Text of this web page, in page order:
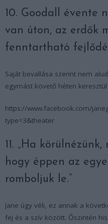
10. Goodall évente
van úton, az erdők
fenntartható
Saját bevallása szerint nem
egymást követő héten
https://www.facebook.com/
type=3&theater
11. „Ha
hogy éppen az
romboljuk le.”
Jane úgy véli, ez annak a
fej és a szív között. Őszintén